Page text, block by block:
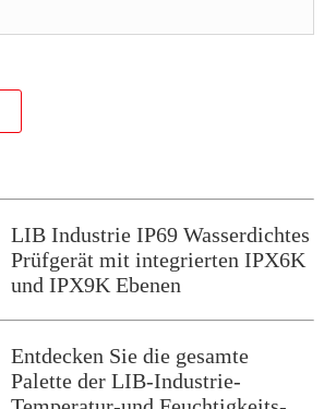
LIB Industrie IP69 Wasserdichtes
Prüfgerät mit integrierten IPX6K
und IPX9K Ebenen
Entdecken Sie die gesamte
Palette der LIB-Industrie-